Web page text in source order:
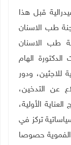
قبل هذا
كعضو في لجنة طب الاسنان
كرئيس لجنة طب الاسنان
الهام
للاجئين، ودور
عن التدخين،
الأولية،
تركز في
الفموية حصوصا